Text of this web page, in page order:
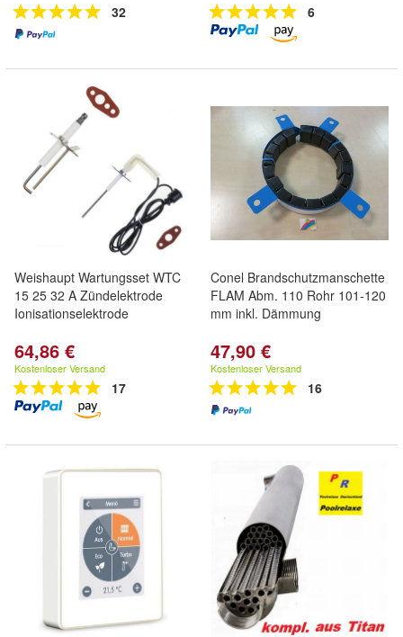
32 6
Weishaupt Wartungsset WTC
15 25 32 A Zündelektrode
Ionisationselektrode
64,86 €
Kostenloser Versand
17
Conel Brandschutzmanschette
FLAM Abm. 110 Rohr 101-120
mm inkl. Dämmung
47,90 €
Kostenloser Versand
16